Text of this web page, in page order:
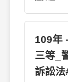
109年
三等_
訴訟